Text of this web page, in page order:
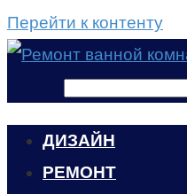
Перейти к контенту
ДИЗАЙН
РЕМОНТ